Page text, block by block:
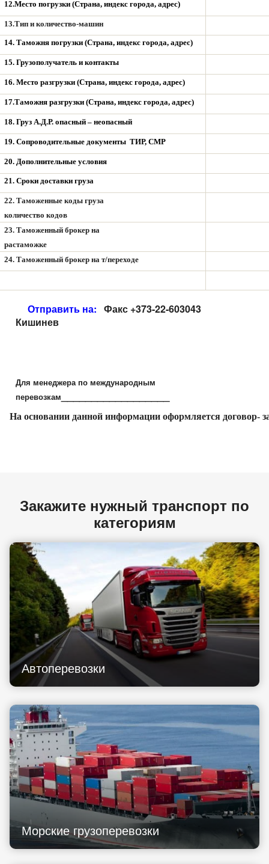
12.Место погрузки (Страна, индекс города, адрес)
13.Тип и количество-машин
14. Таможня погрузки (Страна, индекс города, адрес)
15. Грузополучатель и контакты
16. Место разгрузки (Страна, индекс города, адрес)
17.Таможня разгрузки (Страна, индекс города, адрес)
18. Груз А.Д.Р. опасный – неопасный
19. Сопроводительные документы ТИР, СМР
20. Дополнительные условия
21. Сроки доставки груза
22. Таможенные коды груза
количество кодов
23. Таможенный брокер на
растаможке
24. Таможенный брокер на т/переходе
Отправить на: Факс +373-22-603043
Кишинев
Для менеджера по международным
перевозкам
На основании данной информации оформляется договор-
Закажите нужный транспорт по
категориям
Автоперевозки
Морские грузоперевозки